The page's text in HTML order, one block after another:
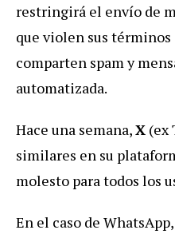
restringirá el envío de
que violen sus términos
comparten spam y
automatizada.
Hace una semana,X (ex
similares en su
molesto para todos los
En el caso de